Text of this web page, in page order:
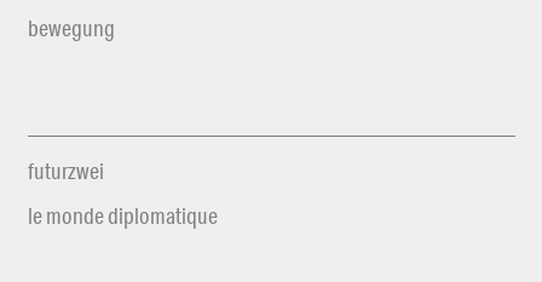
bewegung
futurzwei
le monde diplomatique